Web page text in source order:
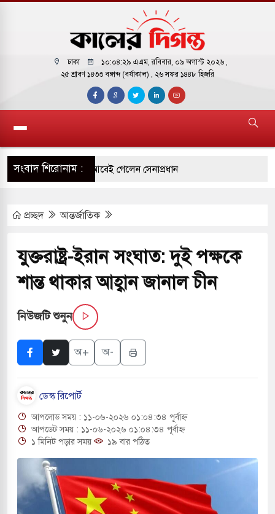
ঢাকা ১০:০৪:৩০ এএম, রবিবার, ০৯ অগাস্ট ২০২৬ ,
২৫ শ্রাবণ ১৪৩৩ বঙ্গাব্দ (বর্ষাকাল) , ২৬ সফর ১৪৪৮ হিজরি
সংবাদ শিরোনাম :
দক্ষিণ সুদান ও আবেই গেলেন সেনাপ্রধান
হাইকমিশনারের বাসভবনে আগুন, আইসিইউতে
বাসের মুখোমুখি সংঘর্ষে ৯ জন নিহত
৬ শ্রমিক নিহত, আহত ১৫
নিয়ন্ত্রণে দেড় হাজার মসজিদ থেকে মাইক
মধ্যপ্রাচ্যে ব্ল্যাকআউটের কঠোর হুঁশিয়ারি ইরানের
বিমানবন্দরের নিরাপত্তা তল্লাশিতে ছাড় দেওয়া হবে না:
প্রচ্ছদ আন্তর্জাতিক
যুক্তরাষ্ট্র-ইরান সংঘাত: দুই পক্ষকে
শান্ত থাকার আহ্বান জানাল চীন
নিউজটি শুনুন
অ+ অ-
ডেস্ক রিপোর্ট
আপলোড সময় : ১১-০৬-২০২৬ ০১:০৪:৩৪ পূর্বাহ্ন
আপডেট সময় : ১১-০৬-২০২৬ ০১:০৪:৩৪ পূর্বাহ্ন
১ মিনিট পড়ার সময়
১৯ বার পঠিত